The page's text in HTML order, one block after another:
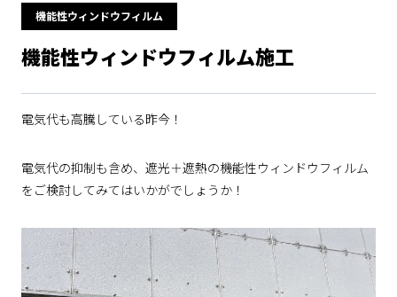
機能性ウィンドウフィルム
機能性ウィンドウフィルム施工
電気代も高騰している昨今！
電気代の抑制も含め、遮光＋遮熱の機能性ウィンドウフィルム
をご検討してみてはいかがでしょうか！